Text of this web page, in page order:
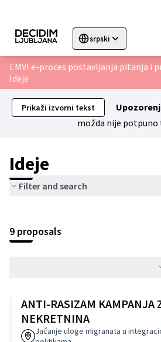
srpski
Sprache wählen
EMVI e-proces postavljanja pitanja i
Ideje
Prikaži izvorni tekst
možda nije potpuno
Ideje
Filter and search
9 proposals
ANTI-RASIZAM KAMPANJA
NEKRETNINA
Jačanje uloge migranata u